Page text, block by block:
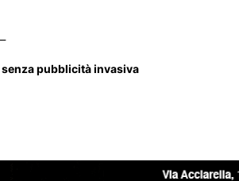
pubblicità invasiva